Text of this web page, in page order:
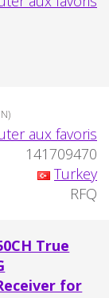
141709470
Turkey
RFQ
True
for